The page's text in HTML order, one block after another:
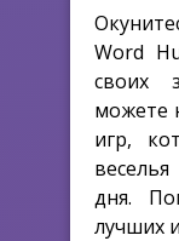
Word
своих
можете
игр,
дня.
лучших